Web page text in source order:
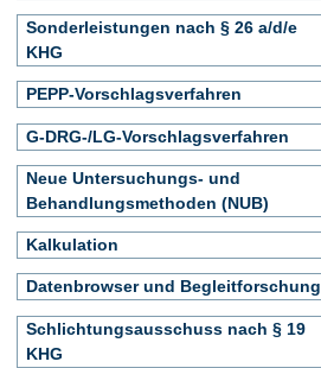
Sonderleistungen nach § 26 a/d/e
KHG
PEPP-Vorschlagsverfahren
G-DRG-/LG-Vorschlagsverfahren
Neue Untersuchungs- und
Behandlungsmethoden (NUB)
Kalkulation
Datenbrowser und Begleitforschung
Schlichtungsausschuss nach § 19
KHG